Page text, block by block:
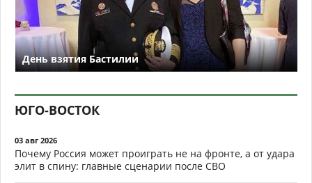
День взятия Бастилии
ЮГО-ВОСТОК
03 авг 2026
Почему Россия может проиграть не на фронте, а от удара
элит в спину: главные сценарии после СВО